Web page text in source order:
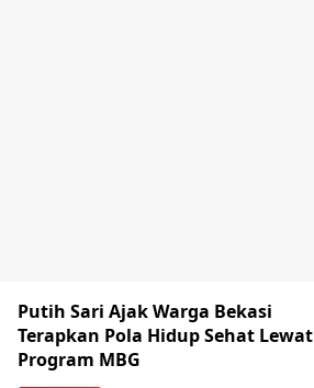
Putih Sari Ajak Warga Bekasi
Terapkan Pola Hidup Sehat Lewat
Program MBG